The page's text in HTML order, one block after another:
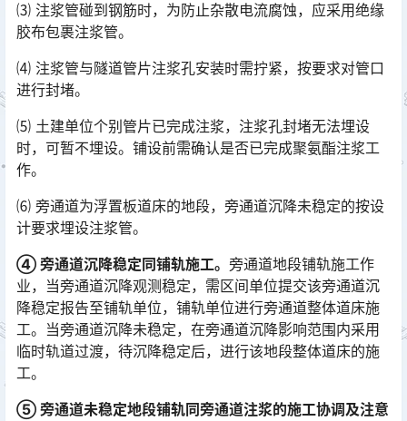
⑶ 注浆管碰到钢筋时，为防止杂散电流腐蚀，应采用绝缘
胶布包裹注浆管。
⑷ 注浆管与隧道管片注浆孔安装时需拧紧，按要求对管口
进行封堵。
⑸ 土建单位个别管片已完成注浆，注浆孔封堵无法埋设
时，可暂不埋设。铺设前需确认是否已完成聚氨酯注浆工
作。
⑹ 旁通道为浮置板道床的地段，旁通道沉降未稳定的按设
计要求埋设注浆管。
④ 旁通道沉降稳定同铺轨施工。 旁通道地段铺轨施工作
业，当旁通道沉降观测稳定，需区间单位提交该旁通道沉
降稳定报告至铺轨单位，铺轨单位进行旁通道整体道床施
工。当旁通道沉降未稳定，在旁通道沉降影响范围内采用
临时轨道过渡，待沉降稳定后，进行该地段整体道床的施
工。󠅅󠅃󠄵󠅂󠄪󠇖󠆨󠆨󠇕󠆞󠆒󠅬󠇘󠆭󠆘󠇙󠆝󠅵󠇗󠆭󠆁󠄐󠇗󠅹󠅸󠇖󠆍󠅳󠇖󠅹󠅰󠇖󠆌󠅹
⑤ 旁通道未稳定地段铺轨同旁通道注浆的施工协调及注意